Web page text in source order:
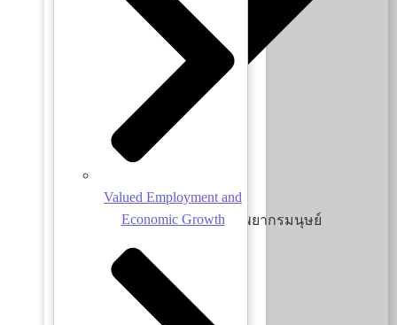
บุคลากร
นโยบายด้านการบริหารทรัพยากรมนุษย์
Valued Employment and
Economic Growth